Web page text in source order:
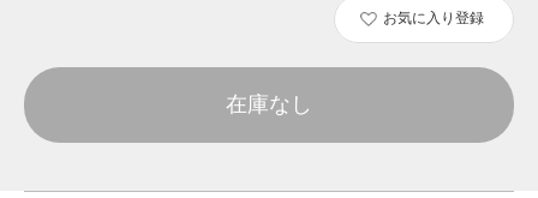
お気に入り登録
在庫なし